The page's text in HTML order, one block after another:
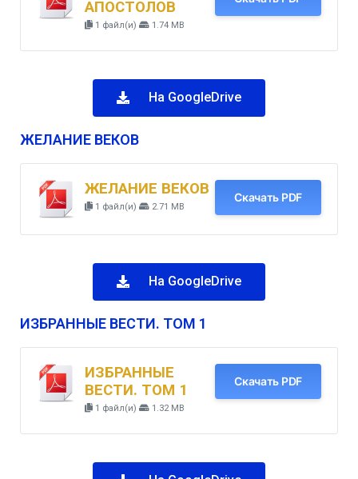
АПОСТОЛОВ
1 файл(и) 1.74 MB
На GoogleDrive
ЖЕЛАНИЕ ВЕКОВ
ЖЕЛАНИЕ ВЕКОВ
1 файл(и) 2.71 MB
Скачать PDF
На GoogleDrive
ИЗБРАННЫЕ ВЕСТИ. ТОМ 1
ИЗБРАННЫЕ
ВЕСТИ. ТОМ 1
1 файл(и) 1.32 MB
Скачать PDF